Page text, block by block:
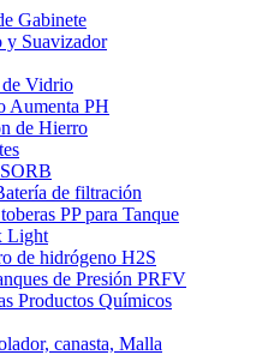
Gabinete
Suavizador
de Vidrio
Aumenta PH
de Hierro
de filtración
PP para Tanque
Light
de hidrógeno H2S
de Presión PRFV
Productos Químicos
canasta, Malla